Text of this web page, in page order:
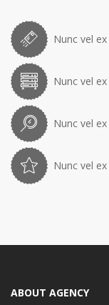
Nunc vel
Nunc vel
Nunc vel
Nunc vel
ABOUT AGENCY